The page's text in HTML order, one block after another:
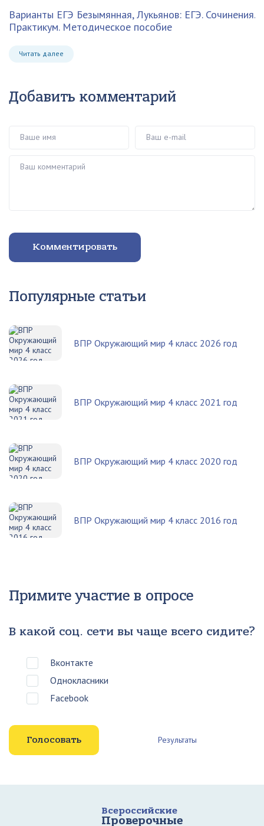
Варианты ЕГЭ Безымянная, Лукьянов: ЕГЭ. Сочинения.
Практикум. Методическое пособие
Читать далее
Добавить комментарий
Комментировать
Популярные статьи
ВПР Окружающий мир 4 класс 2026 год
ВПР Окружающий мир 4 класс 2021 год
ВПР Окружающий мир 4 класс 2020 год
ВПР Окружающий мир 4 класс 2016 год
Примите участие в опросе
В какой соц. сети вы чаще всего сидите?
Вконтакте
Однокласники
Facebook
Результаты
Всероссийские
Проверочные